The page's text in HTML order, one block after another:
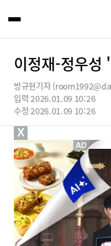
이정재-정우성
방규현기자
입력 2026.01.09 10:26
수정 2026.01.09 10:26
X